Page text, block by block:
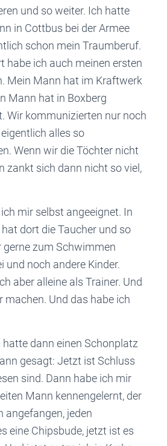
und so weiter. Ich hatte
in Cottbus bei der Armee
schon mein Traumberuf.
habe ich auch meinen ersten
Mein Mann hat im Kraftwerk
Mann hat in Boxberg
Wir kommunizierten nur noch
alles so
Wenn wir die Töchter nicht
zankt sich dann nicht so viel,
mir selbst angeeignet. In
dort die Taucher und so
gerne zum Schwimmen
noch andere Kinder.
aber alleine als Trainer. Und
machen. Und das habe ich
dann einen Schonplatz
gesagt: Jetzt ist Schluss
sind. Dann habe ich mir
Mann kennengelernt, der
angefangen, jeden
eine Chipsbude, jetzt ist es